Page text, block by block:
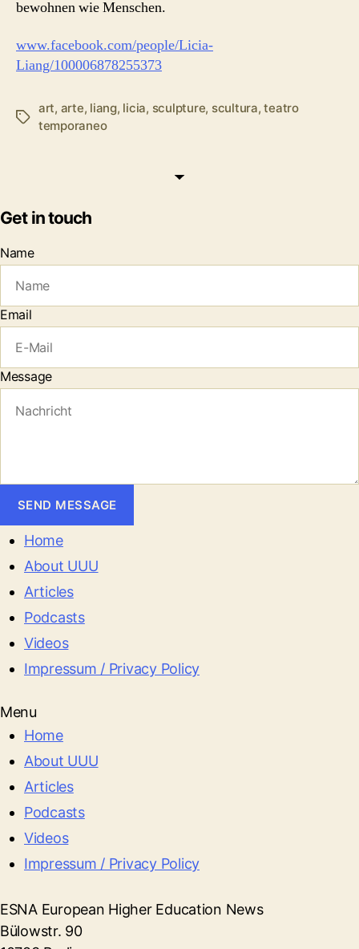
bewohnen wie Menschen.
www.facebook.com/people/Licia-
Liang/100006878255373
Tags
art, arte, liang, licia, sculpture, scultura,teatro
temporaneo
Get in touch
Name
Email
Message
SEND MESSAGE
Home
About UUU
Articles
Podcasts
Videos
Impressum / Privacy Policy
Menu
Home
About UUU
Articles
Podcasts
Videos
Impressum / Privacy Policy
ESNA European Higher Education News
Bülowstr. 90